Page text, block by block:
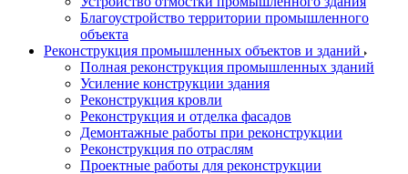
Благоустройство территории промышленного
объекта
Реконструкция промышленных объектов и зданий
Полная реконструкция промышленных зданий
Усиление конструкции здания
Реконструкция кровли
Реконструкция и отделка фасадов
Демонтажные работы при реконструкции
Реконструкция по отраслям
Проектные работы для реконструкции